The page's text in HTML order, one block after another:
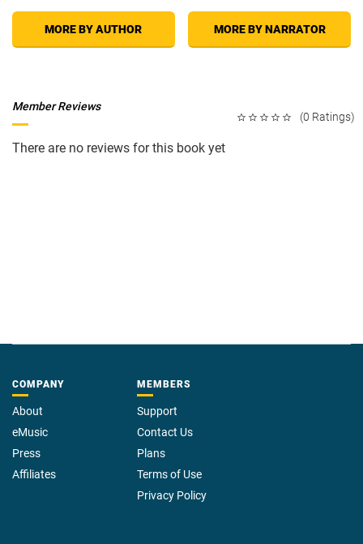
MORE BY AUTHOR MORE BY NARRATOR
(0 Ratings)
Member Reviews
There are no reviews for this book yet
COMPANY
About
eMusic
Press
Affiliates
MEMBERS
Support
Contact Us
Plans
Terms of Use
Privacy Policy